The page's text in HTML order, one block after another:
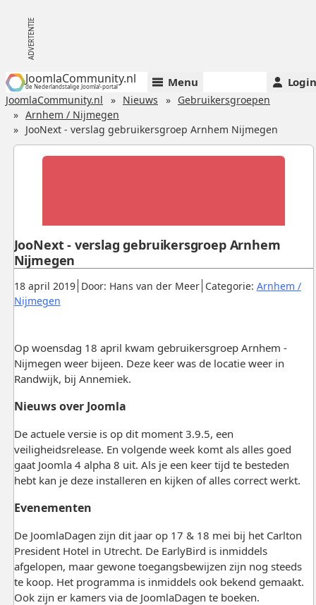
JoomlaCommunity.nl
de Nederlandstalige Joomla!-portal Menu Login
JoomlaCommunity.nl Nieuws
Gebruikersgroepen
Arnhem / Nijmegen
JooNext - verslag gebruikersgroep Arnhem Nijmegen
Gepubliceerd:
18 april 2019. Door: Hans van der Meer. Categorie: Arnhem /
Nijmegen.
JooNext - verslag gebruikersgroep Arnhem
Nijmegen
Op woensdag 18 april kwam gebruikersgroep Arnhem -
Nijmegen weer bijeen. Deze keer was de locatie weer in
Randwijk, bij Annemiek.
Nieuws over Joomla
De actuele versie is op dit moment 3.9.5, een
veiligheidsrelease. En volgende week komt als alles goed
gaat Joomla 4 alpha 8 uit. Als je een keer tijd te besteden
hebt kan je deze installeren en kijken of alles correct werkt.
Evenementen
De JoomlaDagen zijn dit jaar op 17 & 18 mei bij het Carlton
President Hotel in Utrecht. De EarlyBird is inmiddels
afgelopen, maar gewone toegangsbewijzen zijn nog steeds
te koop. Het programma is inmiddels ook bekend gemaakt.
Ook zijn er kamers via de JoomlaDagen te boeken.